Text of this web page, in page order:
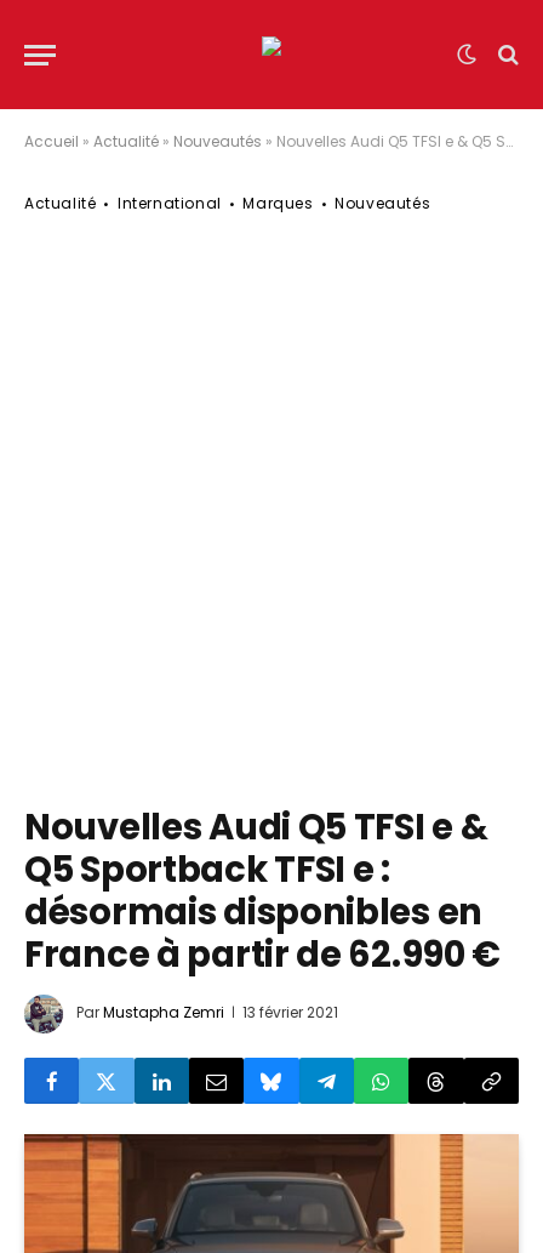
Accueil » Actualité » Nouveautés » Nouvelles Audi Q5 TFSI e & Q5 Sportback TFSI e : désormais disponibles en France à partir de 62.990 €
Actualité International Marques Nouveautés
Nouvelles Audi Q5 TFSI e &
Q5 Sportback TFSI e :
désormais disponibles en
France à partir de 62.990 €
ParMustapha Zemri 13 février 2021